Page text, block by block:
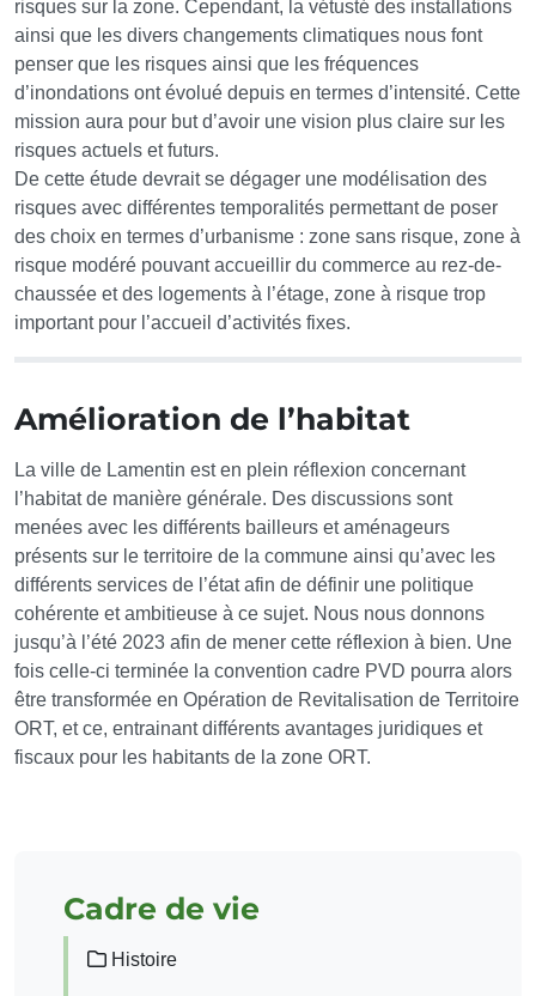
risques sur la zone. Cependant, la vétusté des installations
ainsi que les divers changements climatiques nous font
penser que les risques ainsi que les fréquences
d’inondations ont évolué depuis en termes d’intensité. Cette
mission aura pour but d’avoir une vision plus claire sur les
risques actuels et futurs.
De cette étude devrait se dégager une modélisation des
risques avec différentes temporalités permettant de poser
des choix en termes d’urbanisme : zone sans risque, zone à
risque modéré pouvant accueillir du commerce au rez-de-
chaussée et des logements à l’étage, zone à risque trop
important pour l’accueil d’activités fixes.
Amélioration de l’habitat
La ville de Lamentin est en plein réflexion concernant
l’habitat de manière générale. Des discussions sont
menées avec les différents bailleurs et aménageurs
présents sur le territoire de la commune ainsi qu’avec les
différents services de l’état afin de définir une politique
cohérente et ambitieuse à ce sujet. Nous nous donnons
jusqu’à l’été 2023 afin de mener cette réflexion à bien. Une
fois celle-ci terminée la convention cadre PVD pourra alors
être transformée en Opération de Revitalisation de Territoire
ORT, et ce, entrainant différents avantages juridiques et
fiscaux pour les habitants de la zone ORT.
Cadre de vie
Histoire